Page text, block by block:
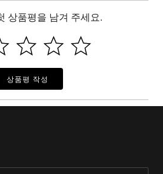
상품평을 남겨 주세요.
상품평 작성